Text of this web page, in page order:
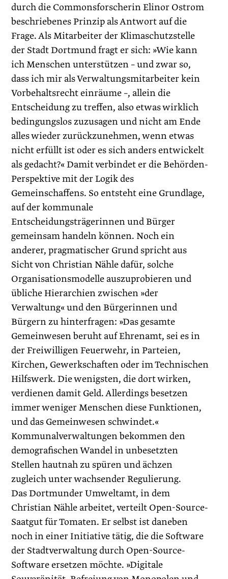
durch die Commonsforscherin Elinor Ostrom
beschriebenes Prinzip als Antwort auf die
Frage. Als Mitarbeiter der Klimaschutzstelle
der Stadt Dortmund fragt er sich: »Wie kann
ich Menschen unterstützen – und zwar so,
dass ich mir als Verwaltungsmitarbeiter kein
Vorbehaltsrecht einräume –, allein die
Entscheidung zu treffen, also etwas wirklich
bedingungslos zuzusagen und nicht am Ende
alles wieder zurückzunehmen, wenn etwas
nicht erfüllt ist oder es sich anders entwickelt
als gedacht?« Damit verbindet er die Behörden-
Per­spektive mit der Logik des
Gemeinschaffens. So entsteht eine Grundlage,
auf der kommunale
Entscheidungsträgerinnen und Bürger
gemeinsam handeln können. Noch ein
anderer, pragmatischer Grund spricht aus
Sicht von Christian Nähle dafür, solche
Organisationsmodelle auszuprobieren und
übliche Hierarchien zwischen »der
Verwaltung« und den Bürgerinnen und
Bürgern zu hinterfragen: »Das gesamte
Gemeinwesen beruht auf Ehrenamt, sei es in
der Freiwilligen Feuerwehr, in Parteien,
Kirchen, Gewerkschaften oder im Technischen
Hilfswerk. Die wenigsten, die dort wirken,
verdienen damit Geld. Allerdings ­besetzen
immer weniger Menschen diese Funktionen,
und das Gemeinwesen schwindet.«
Kommunalverwaltungen bekommen den
demografischen Wandel in unbesetzten
Stellen hautnah zu spüren und ächzen
zugleich unter wachsender Regulierung.
Das Dortmunder Umweltamt, in dem
Christian Nähle arbeitet, verteilt Open-Source-
Saatgut für Tomaten. Er selbst ist daneben
noch in einer Initiative tätig, die die Software
der Stadtverwaltung durch Open-Source-
Software ersetzen möchte. »Digitale